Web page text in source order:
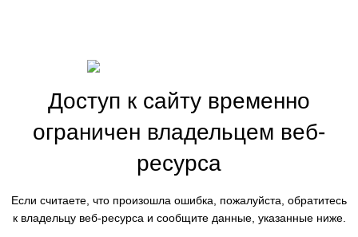
Доступ к сайту временно
ограничен владельцем веб-
ресурса
Если считаете, что произошла ошибка, пожалуйста, обратитесь
к владельцу веб-ресурса и сообщите данные, указанные ниже.